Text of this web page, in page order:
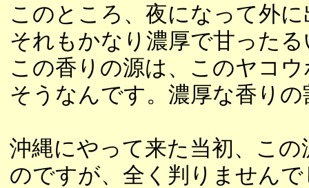
このところ、夜になって外
それもかなり濃厚で甘ったる
この香りの源は、このヤコ
そうなんです。濃厚な香り
沖縄にやって来た当初、こ
のですが、全く判りません